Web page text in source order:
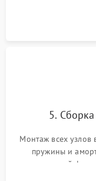
или
5.
Монтаж всех узлов
пружины и
надежной
герметиком для